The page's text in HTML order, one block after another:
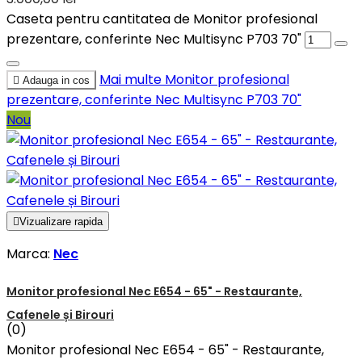
Caseta pentru cantitatea de Monitor profesional
prezentare, conferinte Nec Multisync P703 70"
 Adauga in cos Mai multe Monitor profesional
prezentare, conferinte Nec Multisync P703 70"
Nou
Vizualizare rapida
Marca: Nec
Monitor profesional Nec E654 - 65" - Restaurante,
Cafenele și Birouri
(0)
Monitor profesional Nec E654 - 65" - Restaurante,